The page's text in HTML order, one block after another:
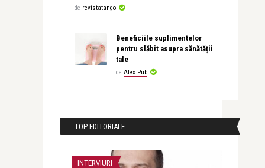
de revistatango
Beneficiile suplimentelor
pentru slăbit asupra sănătății
tale
de Alex Pub
TOP EDITORIALE
INTERVIURI